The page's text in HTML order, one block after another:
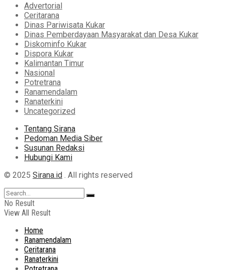
Advertorial
Ceritarana
Dinas Pariwisata Kukar
Dinas Pemberdayaan Masyarakat dan Desa Kukar
Diskominfo Kukar
Dispora Kukar
Kalimantan Timur
Nasional
Potretrana
Ranamendalam
Ranaterkini
Uncategorized
Tentang Sirana
Pedoman Media Siber
Susunan Redaksi
Hubungi Kami
© 2025 Sirana.id . All rights reserved
No Result
View All Result
Home
Ranamendalam
Ceritarana
Ranaterkini